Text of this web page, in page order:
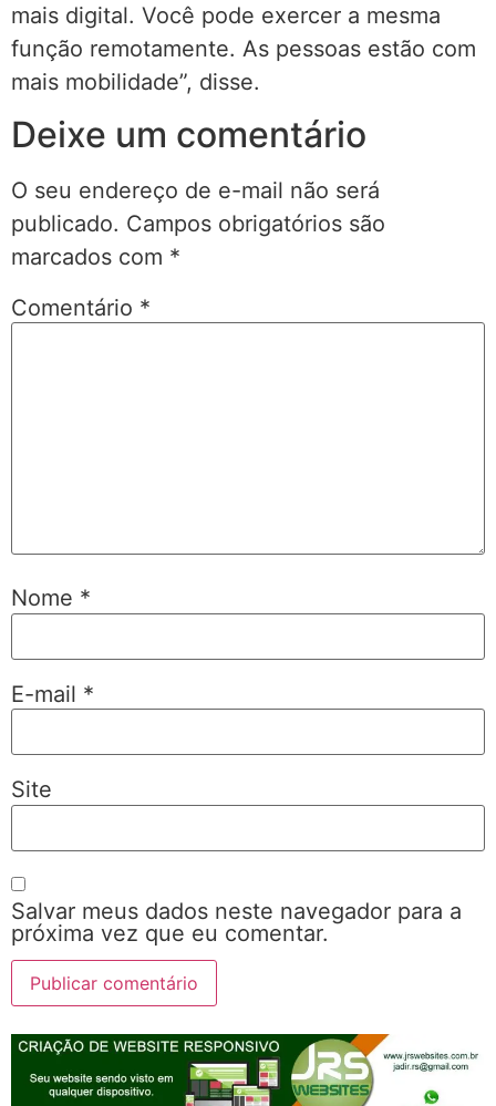
mais digital. Você pode exercer a mesma
função remotamente. As pessoas estão com
mais mobilidade”, disse.
Deixe um comentário
O seu endereço de e-mail não será
publicado. Campos obrigatórios são
marcados com *
Comentário *
Nome *
E-mail *
Site
Salvar meus dados neste navegador para a
próxima vez que eu comentar.